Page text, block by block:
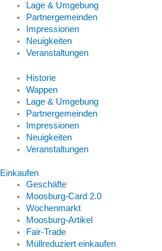
Lage & Umgebung
Partnergemeinden
Impressionen
Neuigkeiten
Veranstaltungen
Historie
Wappen
Lage & Umgebung
Partnergemeinden
Impressionen
Neuigkeiten
Veranstaltungen
Einkaufen
Geschäfte
Moosburg-Card 2.0
Wochenmarkt
Moosburg-Artikel
Fair-Trade
Müllreduziert einkaufen